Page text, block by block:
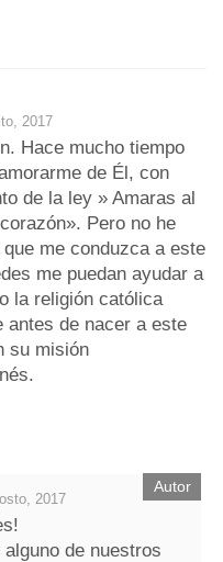
2017
Hace mucho tiempo
de Él, con
de la ley » Amaras al
Pero no he
me conduzca a este
me puedan ayudar a
la religión católica
antes de nacer a este
su misión
2017
de nuestros